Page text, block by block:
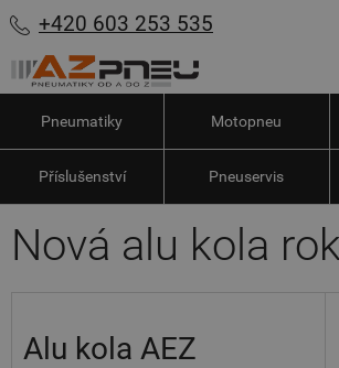
+420 603 253 535
Pneumatiky Motopneu
Příslušenství Pneuservis
Nová alu kola
Alu kola AEZ